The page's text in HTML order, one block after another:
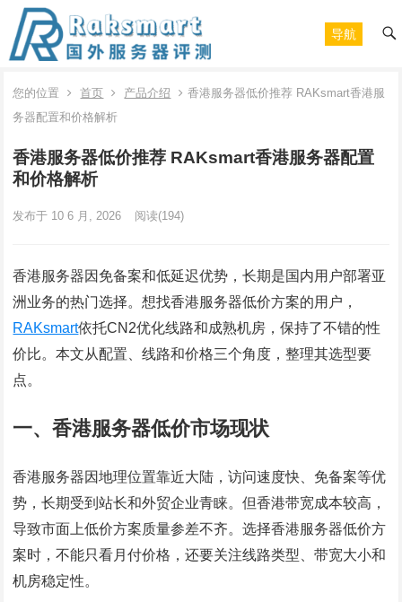
导航
您的位置 首页 产品介绍
香港服务器低价推荐 RAKsmart香港服
务器配置和价格解析
香港服务器低价推荐 RAKsmart香港服务器配置
和价格解析
发布于 10 6 月, 2026 阅读(194)
香港服务器因免备案和低延迟优势，长期是国内用户部署亚
洲业务的热门选择。想找香港服务器低价方案的用户，
RAKsmart依托CN2优化线路和成熟机房，保持了不错的性
价比。本文从配置、线路和价格三个角度，整理其选型要
点。
一、香港服务器低价市场现状
香港服务器因地理位置靠近大陆，访问速度快、免备案等优
势，长期受到站长和外贸企业青睐。但香港带宽成本较高，
导致市面上低价方案质量参差不齐。选择香港服务器低价方
案时，不能只看月付价格，还要关注线路类型、带宽大小和
机房稳定性。